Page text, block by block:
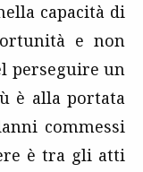
capacità di
e non
perseguire un
è alla portata
commessi
è tra gli atti